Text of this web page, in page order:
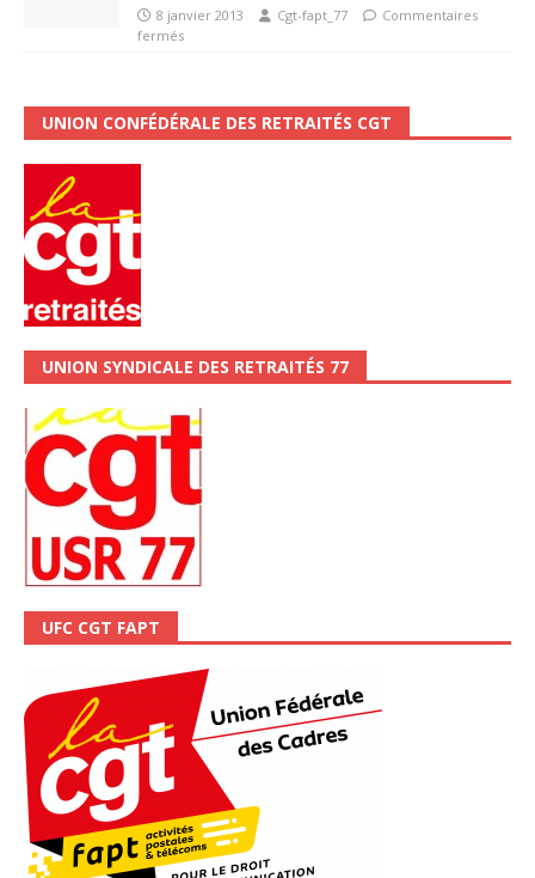
8 janvier 2013 Cgt-fapt_77
Commentaires
fermés
UNION CONFÉDÉRALE DES RETRAITÉS CGT
UNION SYNDICALE DES RETRAITÉS 77
UFC CGT FAPT